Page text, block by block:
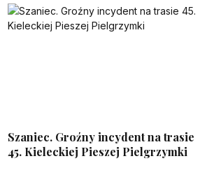
Szaniec. Groźny incydent na trasie
45. Kieleckiej Pieszej Pielgrzymki